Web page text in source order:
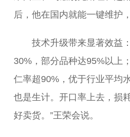
后，他在国内就能一键维护
技术升级带来显著效益：
30%，部分品种达95%以上
仁率超90%，优于行业平均
也是生计。开口率上去，损
好卖货。”王荣会说。